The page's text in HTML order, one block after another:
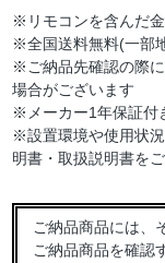
※リモコンを含んだ
※全国送料無料(一部
※ご納品先確認の際
場合がございます
※メーカー1年保証付
※設置環境や使用状
明書・取扱説明書を
ご納品商品には、
ご納品商品を確認